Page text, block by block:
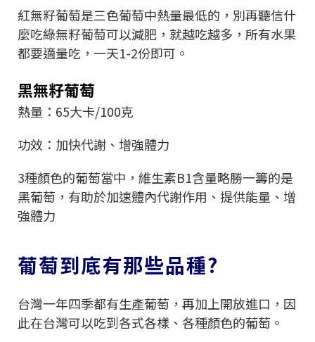
紅無籽葡萄是三色葡萄中熱量最低的，別再聽信什
麼吃綠無籽葡萄可以減肥，就越吃越多，所有水果
都要適量吃，一天1-2份即可。
黑無籽葡萄
熱量：65大卡/100克
功效：加快代謝、增強體力
3種顏色的葡萄當中，維生素B1含量略勝一籌的是
黑葡萄，有助於加速體內代謝作用、提供能量、增
強體力
葡萄到底有那些品種?
台灣一年四季都有生產葡萄，再加上開放進口，因
此在台灣可以吃到各式各樣、各種顏色的葡萄。